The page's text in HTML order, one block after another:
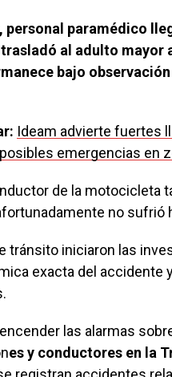
personal paramédico
al adulto mayor
bajo
Ideam advierte fuertes
emergencias en
de la motocicleta
no sufrió
tránsito iniciaron las
exacta del accidente
las alarmas
es y conductores en la